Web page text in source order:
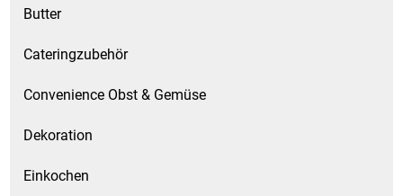
Butter
Cateringzubehör
Convenience Obst & Gemüse
Dekoration
Einkochen